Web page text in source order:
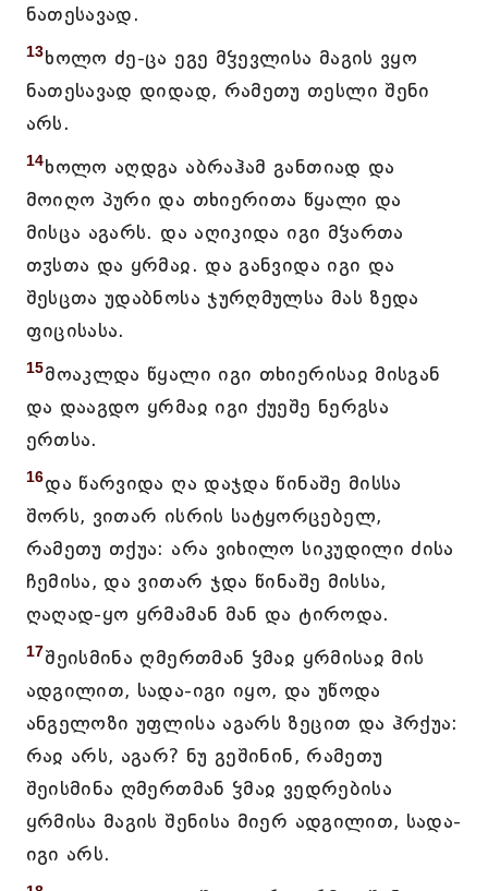
ნათესავად.
13ხოლო ძე-ცა ეგე მჴევლისა მაგის ვყო
ნათესავად დიდად, რამეთუ თესლი შენი
არს.
14ხოლო აღდგა აბრაჰამ განთიად და
მოიღო პური და თხიერითა წყალი და
მისცა აგარს. და აღიკიდა იგი მჴართა
თჳსთა და ყრმაჲ. და განვიდა იგი და
შესცთა უდაბნოსა ჯურღმულსა მას ზედა
ფიცისასა.
15მოაკლდა წყალი იგი თხიერისაჲ მისგან
და დააგდო ყრმაჲ იგი ქუეშე ნერგსა
ერთსა.
16და წარვიდა ღა დაჯდა წინაშე მისსა
შორს, ვითარ ისრის სატყორცებელ,
რამეთუ თქუა: არა ვიხილო სიკუდილი ძისა
ჩემისა, და ვითარ ჯდა წინაშე მისსა,
ღაღად-ყო ყრმამან მან და ტიროდა.
17შეისმინა ღმერთმან ჴმაჲ ყრმისაჲ მის
ადგილით, სადა-იგი იყო, და უწოდა
ანგელოზი უფლისა აგარს ზეცით და ჰრქუა:
რაჲ არს, აგარ? ნუ გეშინინ, რამეთუ
შეისმინა ღმერთმან ჴმაჲ ვედრებისა
ყრმისა მაგის შენისა მიერ ადგილით, სადა-
იგი არს.